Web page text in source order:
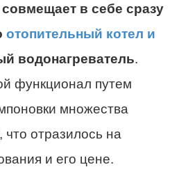
в себе сразу
отопительный котел и
водонагреватель.
функционал путем
множества
отразилось на
и его цене.